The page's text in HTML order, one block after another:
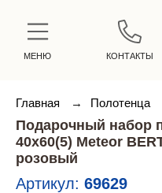
МЕНЮ КОНТАКТЫ
Главная → Полотенца
Подарочный набор
40х60(5) Meteor
розовый
Артикул: 69629